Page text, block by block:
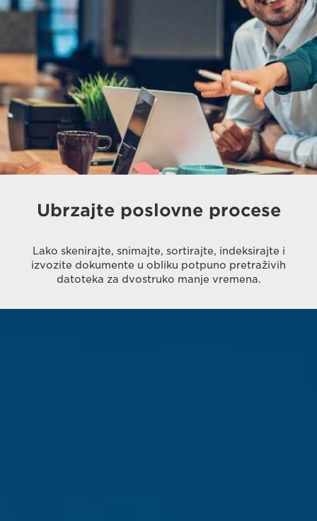
Ubrzajte poslovne procese
Lako skenirajte, snimajte, sortirajte, indeksirajte i
izvozite dokumente u obliku potpuno pretraživih
datoteka za dvostruko manje vremena.